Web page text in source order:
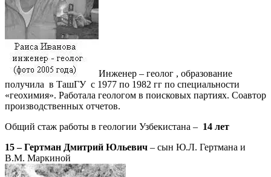
Инженер – геолог , образование
получила в ТашГУ с 1977 по 1982 гг по специальности
«геохимия». Работала геологом в поисковых партиях. Соавтор
производственных отчетов.
Общий стаж работы в геологии Узбекистана – 14 лет
15 – Гертман Дмитрий Юльевич – сын Ю.Л. Гертмана и
В.М. Маркиной